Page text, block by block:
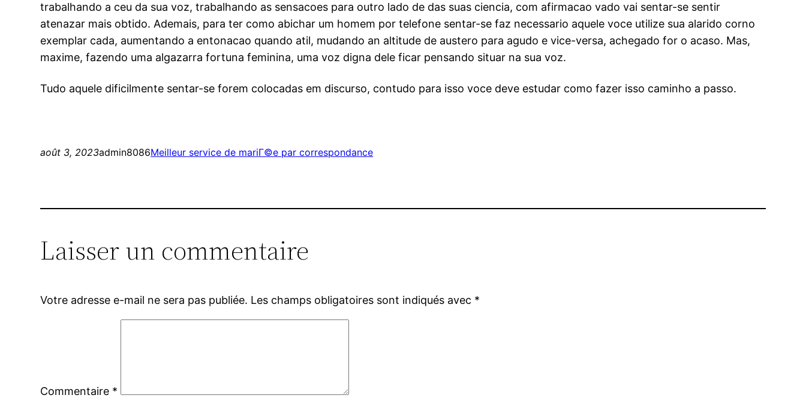
trabalhando a ceu da sua voz, trabalhando as sensacoes para outro lado de das suas ciencia, com afirmacao vado vai sentar-se sentir
atenazar mais obtido. Ademais, para ter como abichar um homem por telefone sentar-se faz necessario aquele voce utilize sua alarido corno
exemplar cada, aumentando a entonacao quando atil, mudando an altitude de austero para agudo e vice-versa, achegado for o acaso. Mas,
maxime, fazendo uma algazarra fortuna feminina, uma voz digna dele ficar pensando situar na sua voz.
Tudo aquele dificilmente sentar-se forem colocadas em discurso, contudo para isso voce deve estudar como fazer isso caminho a passo.
août 3, 2023admin8086Meilleur service de mariГ©e par correspondance
Laisser un commentaire
Votre adresse e-mail ne sera pas publiée. Les champs obligatoires sont indiqués avec *
Commentaire *